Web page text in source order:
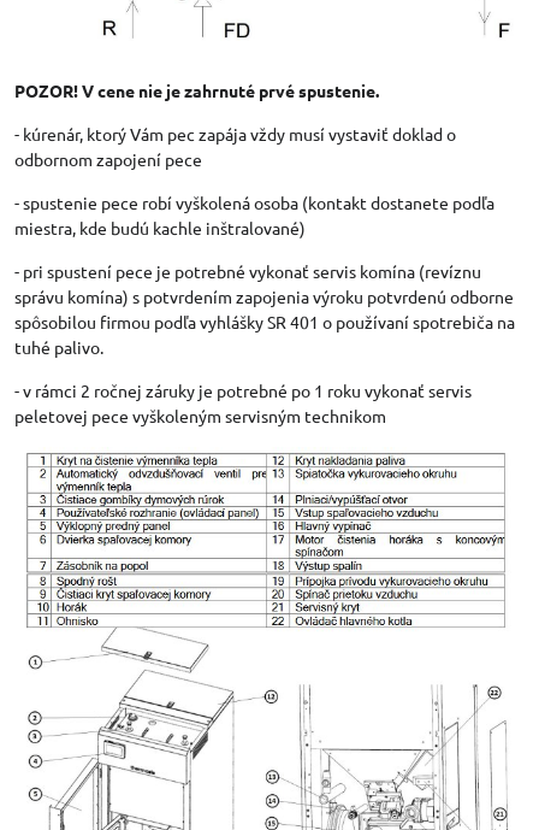
POZOR! V cene nie je zahrnuté prvé spustenie.
- kúrenár, ktorý Vám pec zapája vždy musí vystaviť doklad o
odbornom zapojení pece
- spustenie pece robí vyškolená osoba (kontakt dostanete podľa
miestra, kde budú kachle inštralované)
- pri spustení pece je potrebné vykonať servis komína (revíznu
správu komína) s potvrdením zapojenia výroku potvrdenú odborne
spôsobilou firmou podľa vyhlášky SR 401 o používaní spotrebiča na
tuhé palivo.
- v rámci 2 ročnej záruky je potrebné po 1 roku vykonať servis
peletovej pece vyškoleným servisným technikom